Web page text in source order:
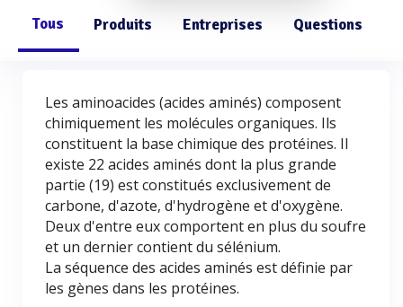
Tous Produits Entreprises Questions
Les aminoacides (acides aminés) composent
chimiquement les molécules organiques. Ils
constituent la base chimique des protéines. Il
existe 22 acides aminés dont la plus grande
partie (19) est constitués exclusivement de
carbone, d'azote, d'hydrogène et d'oxygène.
Deux d'entre eux comportent en plus du soufre
et un dernier contient du sélénium.
La séquence des acides aminés est définie par
les gènes dans les protéines.